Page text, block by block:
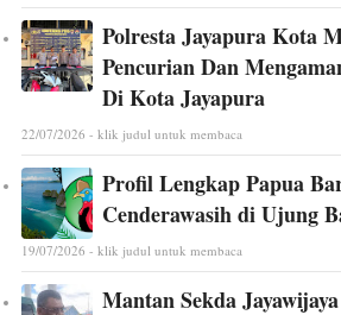
Polresta Jayapura Kota
Pencurian Dan
Di Kota Jayapura
22/07/2026 - klik judul untuk membaca
Profil Lengkap Papua
Cenderawasih di Ujung
19/07/2026 - klik judul untuk membaca
Mantan Sekda